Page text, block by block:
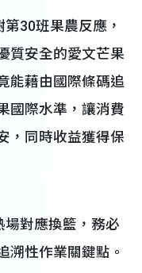
30班果農反應，
質安全的愛文芒果
能藉由國際條碼追
國際水準，讓消費
，同時收益獲得保
場對應換籃，務必
溯性作業關鍵點。